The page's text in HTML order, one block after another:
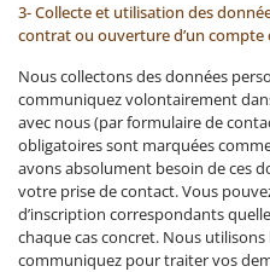
3- Collecte et utilisation des
contrat ou ouverture d’un compte
Nous collectons des données
communiquez volontairement
avec nous (par formulaire de
obligatoires sont marquées
avons absolument besoin de ces
votre prise de contact. Vous
d’inscription correspondants
chaque cas concret. Nous
communiquez pour traiter vos